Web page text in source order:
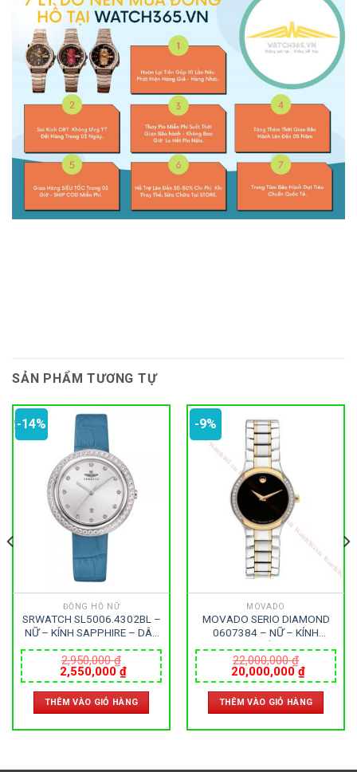
SẢN PHẨM TƯƠNG TỰ
-14%
ĐỒNG HỒ NỮ
SRWATCH SL5006.4302BL –
NỮ – KÍNH SAPPHIRE – DÂY
MÁY NHẬT
2,950,000₫
Giá
gốc
là:
2,950,000 ₫.
2,550,000₫Giá
hiện
tại
là:
2,550,000 ₫.
THÊM VÀO GIỎ HÀNG
-9%
MOVADO
MOVADO SERIO DIAMOND
0607384 – NỮ – KÍNH
PIN – SIZE 28MM – MÁY
THỤY SỸ
22,000,000₫
Giá
gốc
là:
22,000,000 ₫.
20,000,000₫Giá
hiện
tại
là:
THÊM VÀO GIỎ HÀNG